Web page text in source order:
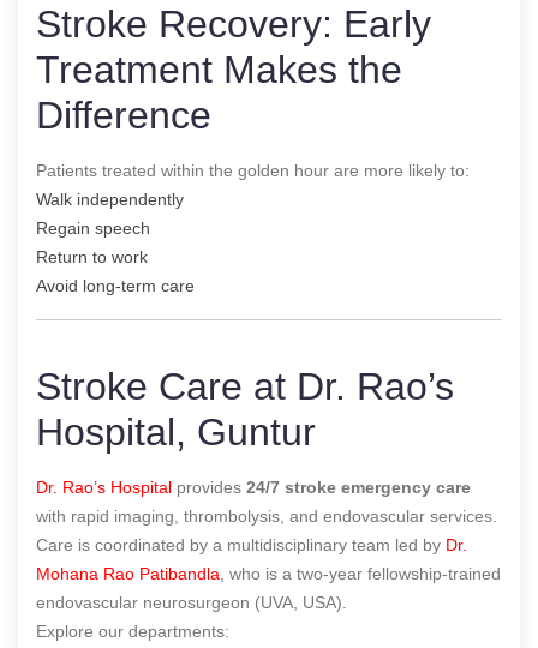
Stroke Recovery: Early
Treatment Makes the
Difference
Patients treated within the golden hour are more likely to:
Walk independently
Regain speech
Return to work
Avoid long-term care
Stroke Care at Dr. Rao’s
Hospital, Guntur
Dr. Rao’s Hospital provides 24/7 stroke emergency care
with rapid imaging, thrombolysis, and endovascular services.
Care is coordinated by a multidisciplinary team led by Dr.
Mohana Rao Patibandla , who is a two-year fellowship-trained
endovascular neurosurgeon (UVA, USA).
Explore our departments: